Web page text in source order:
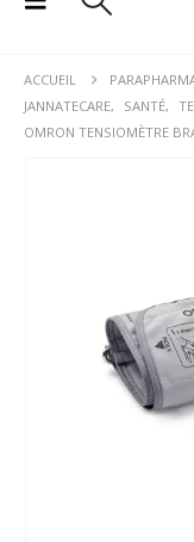
ACCUEIL
JANNATECARE, SANTÉ,
OMRON TENSIOMÈTRE